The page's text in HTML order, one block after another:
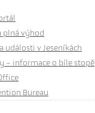
plná výhod
události v Jeseníkách
- informace o bíle stopě
Bureau